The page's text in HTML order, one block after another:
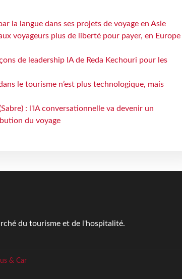
la langue dans ses projets de voyage en Asie
voyageurs plus de liberté pour payer, en Europe
de leadership IA de Reda Kechouri pour les
le tourisme n’est plus technologique, mais
: l'IA conversationnelle va devenir un
du voyage
du tourisme et de l'hospitalité.
& Car